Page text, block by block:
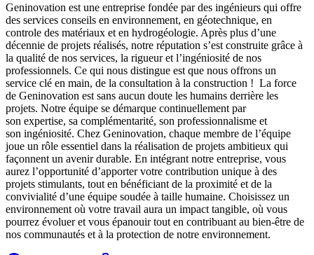
Geninovation est une entreprise fondée par des ingénieurs qui offre
des services conseils en environnement, en géotechnique, en
controle des matériaux et en hydrogéologie. Après plus d’une
décennie de projets réalisés, notre réputation s’est construite grâce à
la qualité de nos services, la rigueur et l’ingéniosité de nos
professionnels. Ce qui nous distingue est que nous offrons un
service clé en main, de la consultation à la construction ! La force
de Geninovation est sans aucun doute les humains derrière les
projets. Notre équipe se démarque continuellement par
son expertise, sa complémentarité, son professionnalisme et
son ingéniosité. Chez Geninovation, chaque membre de l’équipe
joue un rôle essentiel dans la réalisation de projets ambitieux qui
façonnent un avenir durable. En intégrant notre entreprise, vous
aurez l’opportunité d’apporter votre contribution unique à des
projets stimulants, tout en bénéficiant de la proximité et de la
convivialité d’une équipe soudée à taille humaine. Choisissez un
environnement où votre travail aura un impact tangible, où vous
pourrez évoluer et vous épanouir tout en contribuant au bien-être de
nos communautés et à la protection de notre environnement.